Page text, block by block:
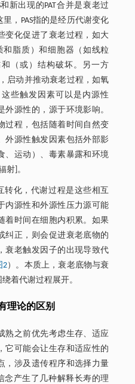
新出现的PAT合并是衰老过
，PAS指的是经历代谢变化
变化促进了衰老过程，如大
和脂质）和细胞器（如线粒
（或）结构破坏。另一方
启动并推动衰老过程，如氧
些触发因素可以是内源性
源性的，源于环境影响。
过程，包括随着时间自然变
外源性触发因素包括外部影
、运动）、毒素暴露和环境
射]。
转化，代谢过程是这些相互
内源性和外源性压力源可能
着时间在细胞内积累。如果
纠正，则会促进衰老底物的
衰老触发因子的出现导致代
2）。本质上，衰老底物与衰
着代谢过程展开。
理论的区别
熟之前优先考虑生存、适应
它可能会让生存和适应性的
，涉及遗传程序和选择力量
产生了几种解释长寿的理